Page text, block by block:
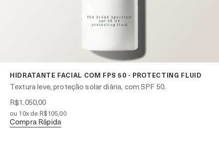
HIDRATANTE FACIAL COM FPS 50 - PROTECTING FLUID
Textura leve, proteção solar diária, com SPF 50.
R$1.050,00
ou 10x de R$105,00
Compra Rápida